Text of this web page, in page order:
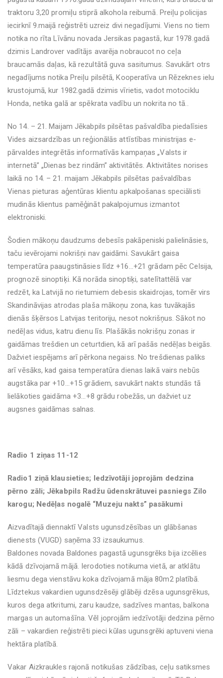
traktoru 3,20 promiļu stiprā alkohola reibumā. Preiļu policijas
iecirknī 9.maijā reģistrēti uzreiz divi negadījumi. Viens no tiem
notika no rīta Līvānu novada Jersikas pagastā, kur 1978.gadā
dzimis Landrover vadītājs avarēja nobraucot no ceļa
braucamās daļas, kā rezultātā guva sasitumus. Savukārt otrs
negadījums notika Preiļu pilsētā, Kooperatīva un Rēzeknes ielu
krustojumā, kur 1982.gadā dzimis vīrietis, vadot motociklu
Honda, netika galā ar spēkrata vadību un nokrita no tā..
No 14. – 21. Maijam Jēkabpils pilsētas pašvaldība piedalīsies
Vides aizsardzības un reģionālās attīstības ministrijas e-
pārvaldes integrētās informatīvās kampaņas „Valsts ir
internetā” „Dienas bez rindām” aktivitātēs. Aktivitātes norises
laikā no 14. – 21. maijam Jēkabpils pilsētas pašvaldības
Vienas pieturas aģentūras klientu apkalpošanas speciālisti
mudinās klientus pamēģināt pakalpojumus izmantot
elektroniski.
Šodien mākoņu daudzums debesīs pakāpeniski palielināsies,
taču ievērojami nokrišņi nav gaidāmi. Savukārt gaisa
temperatūra paaugstināsies līdz +16...+21 grādam pēc Celsija,
prognozē sinoptiķi. Kā norāda sinoptiķi, satelītattēlā var
redzēt, ka Latvijā no rietumiem debesis skaidrojas, tomēr virs
Skandināvijas atrodas plaša mākoņu zona, kas tuvākajās
dienās šķērsos Latvijas teritoriju, nesot nokrišņus. Sākot no
nedēļas vidus, katru dienu līs. Plašākās nokrišņu zonas ir
gaidāmas trešdien un ceturtdien, kā arī pašās nedēļas beigās.
Dažviet iespējams arī pērkona negaiss. No trešdienas paliks
arī vēsāks, kad gaisa temperatūra dienas laikā vairs nebūs
augstāka par +10...+15 grādiem, savukārt nakts stundās tā
lielākoties gaidāma +3...+8 grādu robežās, un dažviet uz
augsnes gaidāmas salnas.
Radio 1 ziņas 11-12
Radio1 ziņā klausieties; Iedzīvotāji joprojām dedzina
pērno zāli; Jēkabpils Radžu ūdenskrātuvei pasniegs Zilo
karogu; Nedēļas nogalē “Muzeju nakts” pasākumi
Aizvadītajā diennaktī Valsts ugunsdzēsības un glābšanas
dienests (VUGD) saņēma 33 izsaukumus.
Baldones novada Baldones pagastā ugunsgrēks bija izcēlies
kādā dzīvojamā mājā. Ierodoties notikuma vietā, ar atklātu
liesmu dega vienstāvu koka dzīvojamā māja 80m2 platībā.
Līdztekus vakardien ugunsdzēsēji glābēji dzēsa ugunsgrēkus,
kuros dega atkritumi, zaru kaudze, sadzīves mantas, balkona
margas un automašīna. Vēl joprojām iedzīvotāji dedzina pērno
zāli – vakardien reģistrēti pieci kūlas ugunsgrēki aptuveni viena
hektāra platībā.
Vakar Aizkraukles rajonā notikušas zādzības, ceļu satiksmes